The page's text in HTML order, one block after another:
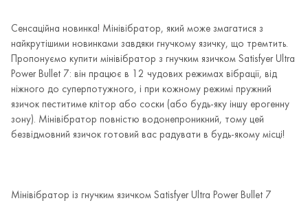
Сенсаційна новинка! Мінівібратор, який може змагатися з
найкрутішими новинками завдяки гнучкому язичку, що тремтить.
Пропонуємо купити мінівібратор з гнучким язичком Satisfyer Ultra
Power Bullet 7: він працює в 12 чудових режимах вібрації, від
ніжного до суперпотужного, і при кожному режимі пружний
язичок пеститиме клітор або соски (або будь-яку іншу ерогенну
зону). Мінівібратор повністю водонепроникний, тому цей
безвідмовний язичок готовий вас радувати в будь-якому місці!
Мінівібратор із гнучким язичком Satisfyer Ultra Power Bullet 7